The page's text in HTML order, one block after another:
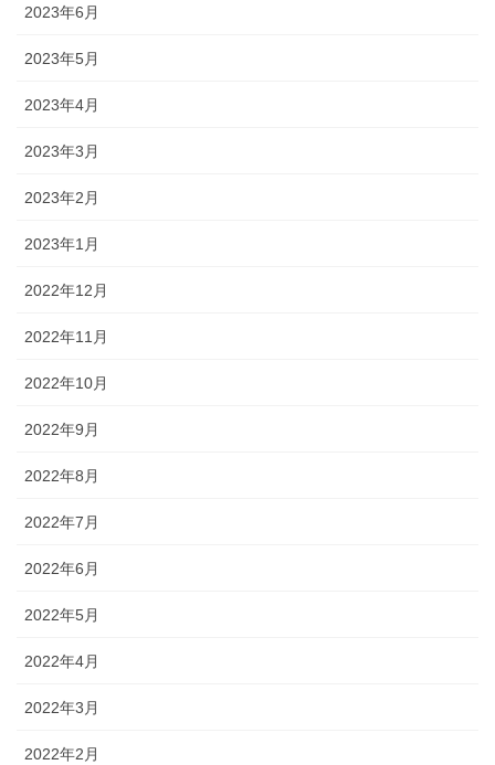
2023年6月
2023年5月
2023年4月
2023年3月
2023年2月
2023年1月
2022年12月
2022年11月
2022年10月
2022年9月
2022年8月
2022年7月
2022年6月
2022年5月
2022年4月
2022年3月
2022年2月